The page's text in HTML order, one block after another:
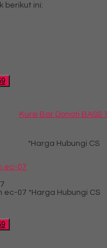
berikut ini:
Kursi Bar Donati BASS 1
*Harga Hubungi CS
*Harga Hubungi CS